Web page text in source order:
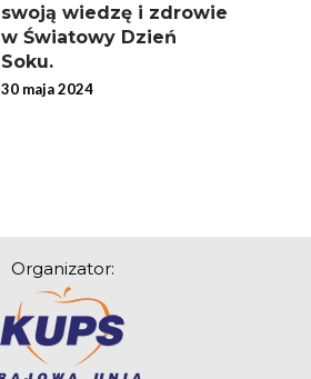
swoją wiedzę i zdrowie
w Światowy Dzień
Soku.
30 maja 2024
Organizator:
Chrup Owoce, Jedz
Warzywa – To Na